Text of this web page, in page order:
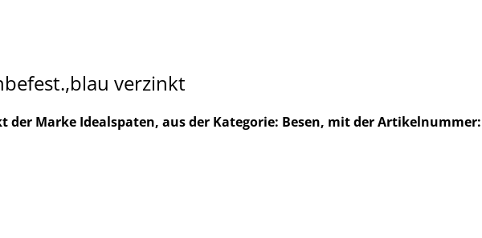
verzinkt
Marke Idealspaten, aus der Kategorie: Besen, mit der Artikelnummer: